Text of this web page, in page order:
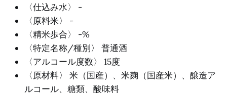
〈仕込み水〉 -
〈原料米〉 -
〈精米歩合〉 -%
〈特定名称/種別〉 普通酒
〈アルコール度数〉 15度
〈原材料〉 米（国産）、米麹（国産米）、醸造ア
ルコール、糖類、酸味料